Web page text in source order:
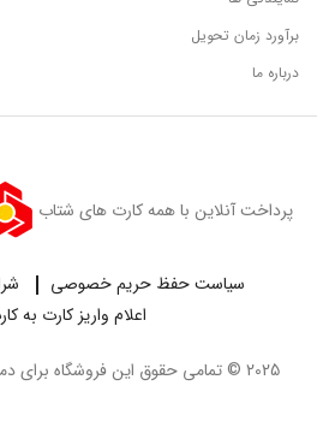
برآورد زمان تحویل
درباره ما
پرداخت آنلاین با همه کارت های شتاب
سیاست حفظ حریم خصوصی
اعلام واریز کارت به
2025 © تمامی حقوق این فروشگاه برای